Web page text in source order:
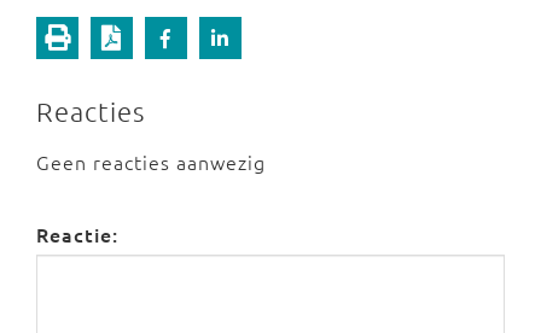
Reacties
Geen reacties aanwezig
Reactie: